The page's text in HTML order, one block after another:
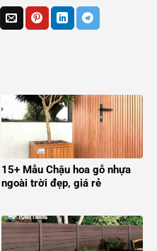
15+ Mẫu Chậu hoa gỗ nhựa
ngoài trời đẹp, giá rẻ